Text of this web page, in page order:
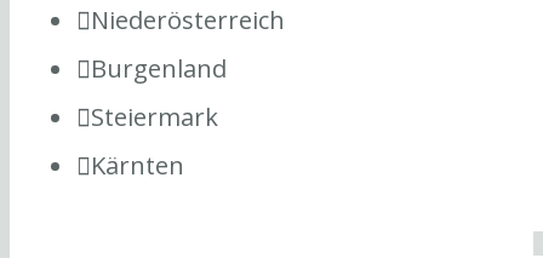
Niederösterreich
Burgenland
Steiermark
Kärnten